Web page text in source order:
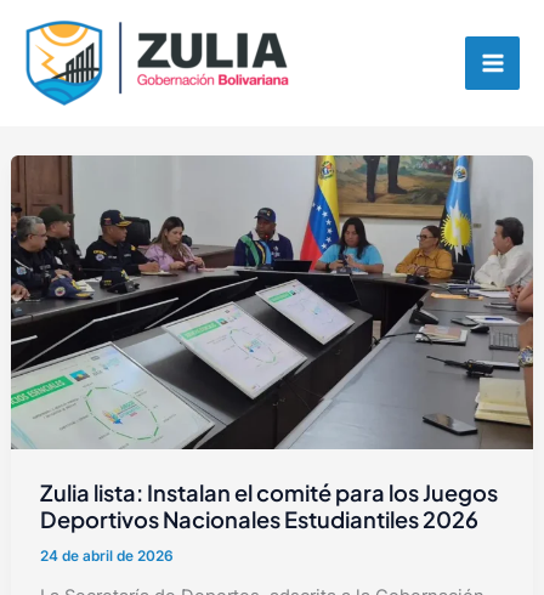
contenido
contenido
Zulia lista: Instalan el comité para los Juegos
Deportivos Nacionales Estudiantiles 2026
24 de abril de 2026